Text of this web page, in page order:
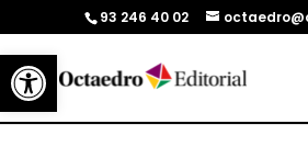
Abrir barra de herramientas
93 246 40 02